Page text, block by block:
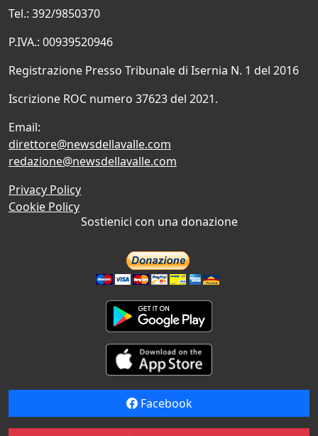
Tel.: 392/9850370
P.IVA.: 00939520946
Registrazione Presso Tribunale di Isernia N. 1 del 2016
Iscrizione ROC numero 37623 del 2021.
Email:
direttore@newsdellavalle.com
redazione@newsdellavalle.com
Privacy Policy
Cookie Policy
Sostienici con una donazione
Facebook